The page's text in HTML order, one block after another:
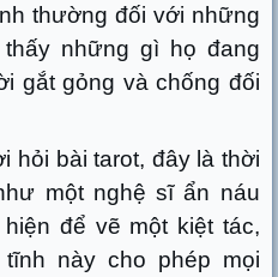
thường đối với những
những gì họ đang
gắt gỏng và chống đối
hỏi bài tarot, đây là thời
một nghệ sĩ ẩn náu
để vẽ một kiệt tác,
này cho phép mọi